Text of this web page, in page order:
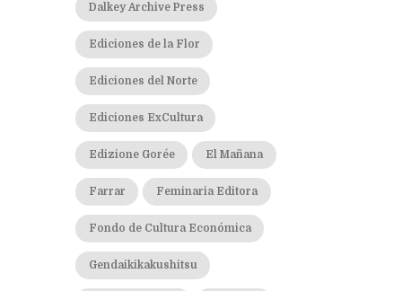
Dalkey Archive Press
Ediciones de la Flor
Ediciones del Norte
Ediciones ExCultura
Edizione Gorée El Mañana
Farrar Feminaria Editora
Fondo de Cultura Económica
Gendaikikakushitsu